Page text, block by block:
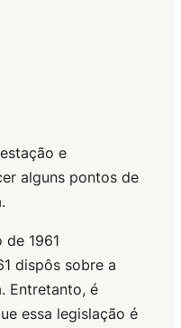
e
alguns pontos de
de 1961
dispôs sobre a
Entretanto, é
essa legislação é